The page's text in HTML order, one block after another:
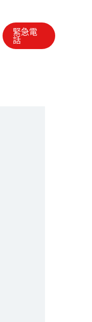
緊急電
話